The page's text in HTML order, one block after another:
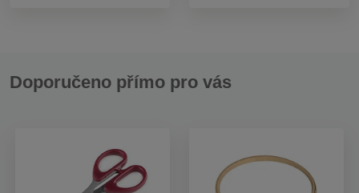
Doporučeno přímo pro vás